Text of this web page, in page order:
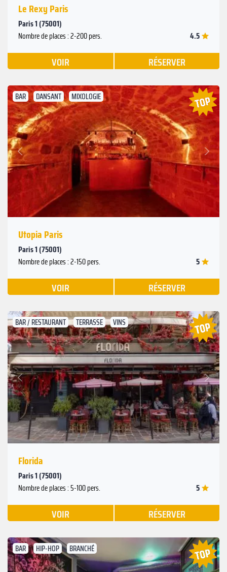
Le Rexy Paris
Paris 1 (75001)
Nombre de places : 2-200 pers. 4.5
VOIR RÉSERVER
BAR DANSANT MIXOLOGIE
Précédent
Suivant
Utopia Paris
Paris 1 (75001)
Nombre de places : 2-150 pers. 5
VOIR RÉSERVER
BAR / RESTAURANT TERRASSE VINS
Précédent
Suivant
Florida
Paris 1 (75001)
Nombre de places : 5-100 pers. 5
VOIR RÉSERVER
BAR HIP-HOP BRANCHÉ